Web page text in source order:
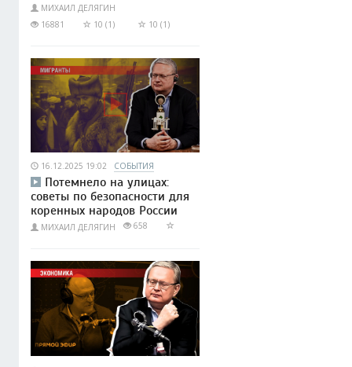
МИХАИЛ ДЕЛЯГИН
16881
10 (1) 10 (1)
16.12.2025 19:02 СОБЫТИЯ
Потемнело на улицах:
советы по безопасности для
коренных народов России
МИХАИЛ ДЕЛЯГИН 658